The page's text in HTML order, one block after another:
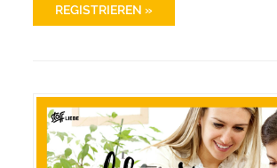
REGISTRIEREN »